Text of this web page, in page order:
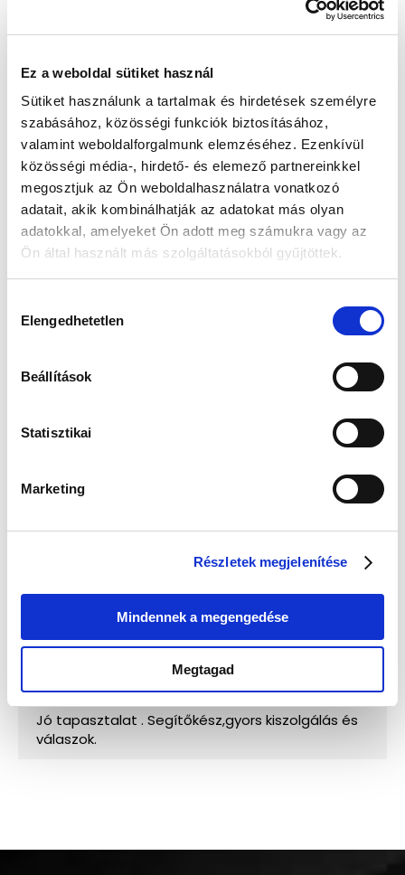
Ez a weboldal sütiket használ
Sütiket használunk a tartalmak és hirdetések személyre
szabásához, közösségi funkciók biztosításához,
valamint weboldalforgalmunk elemzéséhez. Ezenkívül
közösségi média-, hirdető- és elemező partnereinkkel
megosztjuk az Ön weboldalhasználatra vonatkozó
adatait, akik kombinálhatják az adatokat más olyan
adatokkal, amelyeket Ön adott meg számukra vagy az
Ön által használt más szolgáltatásokból gyűjtöttek.
kiválasztása
Elengedhetetlen
Beállítások
Statisztikai
Marketing
Részletek megjelenítése
Mindennek a megengedése
Megtagad
Augusztus 11. (Kedd)📦
Készleten:RAKTÁRON
17 990 Ft 15 741 Ft
Az elmúlt 30 nap legjobb ára: 15 741 Ft